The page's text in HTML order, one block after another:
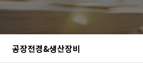
공장전경&생산장비